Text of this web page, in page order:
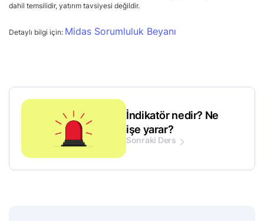
dahil temsilidir, yatırım tavsiyesi değildir.
Detaylı bilgi için: Midas Sorumluluk Beyanı
Sonraki Ders
İndikatör nedir? Ne
işe yarar?